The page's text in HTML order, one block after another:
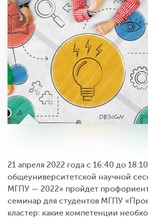
21 апреля 2022 года с 16:40 до
общеуниверситетской научной
МГПУ — 2022» пройдет
семинар для студентов МГПУ
кластер: какие компетенции